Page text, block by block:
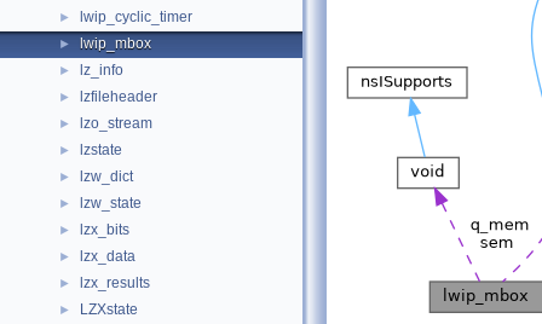
► lwip_cyclic_timer
► lwip_mbox
► lz_info
► lzfileheader
► lzo_stream
► lzstate
► lzw_dict
► lzw_state
► lzx_bits
► lzx_data
► lzx_results
► LZXstate